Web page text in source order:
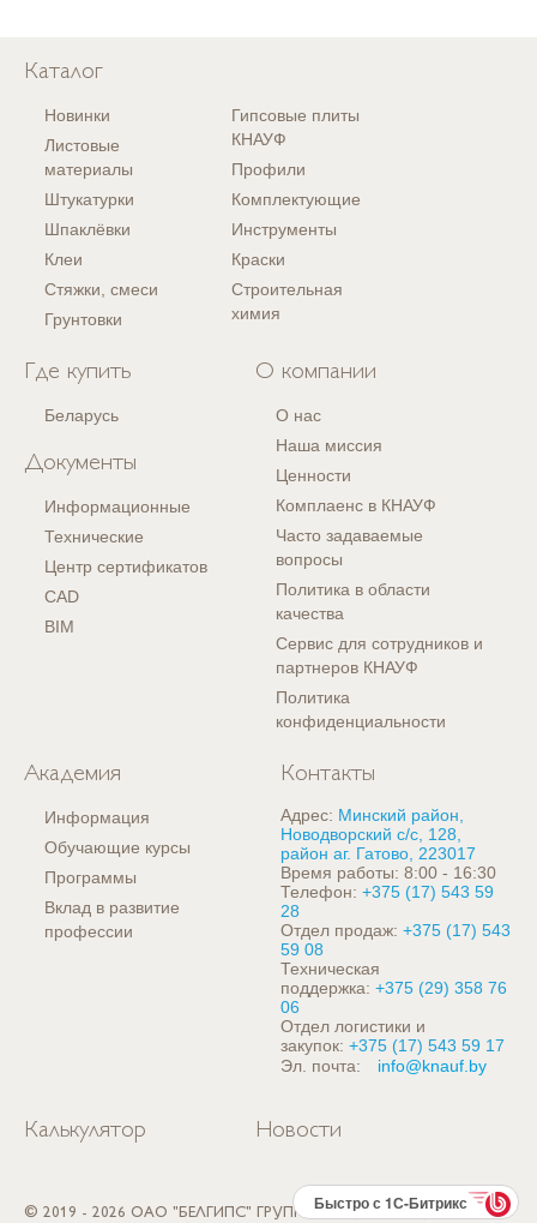
Каталог
Новинки
Листовые
материалы
Штукатурки
Шпаклёвки
Клеи
Стяжки, смеси
Грунтовки
Гипсовые плиты
КНАУФ
Профили
Комплектующие
Инструменты
Краски
Строительная
химия
Где купить
Беларусь
Документы
Информационные
Технические
Центр сертификатов
CAD
BIM
О компании
О нас
Наша миссия
Ценности
Комплаенс в КНАУФ
Часто задаваемые
вопросы
Политика в области
качества
Сервис для сотрудников и
партнеров КНАУФ
Политика
конфиденциальности
Академия
Информация
Обучающие курсы
Программы
Вклад в развитие
профессии
Контакты
Адрес: Минский район,
Новодворский с/с, 128,
район аг. Гатово, 223017
Время работы: 8:00 - 16:30
Телефон: +375 (17) 543 59
28
Отдел продаж: +375 (17) 543
59 08
Техническая
поддержка: +375 (29) 358 76
06
Отдел логистики и
закупок: +375 (17) 543 59 17
Эл. почта:
info@knauf.by
Калькулятор Новости
© 2019 - 2026 ОАО "БЕЛГИПС" ГРУППА КНАУФ, РЕСПУБЛИКА
Быстро с 1С-Битрикс